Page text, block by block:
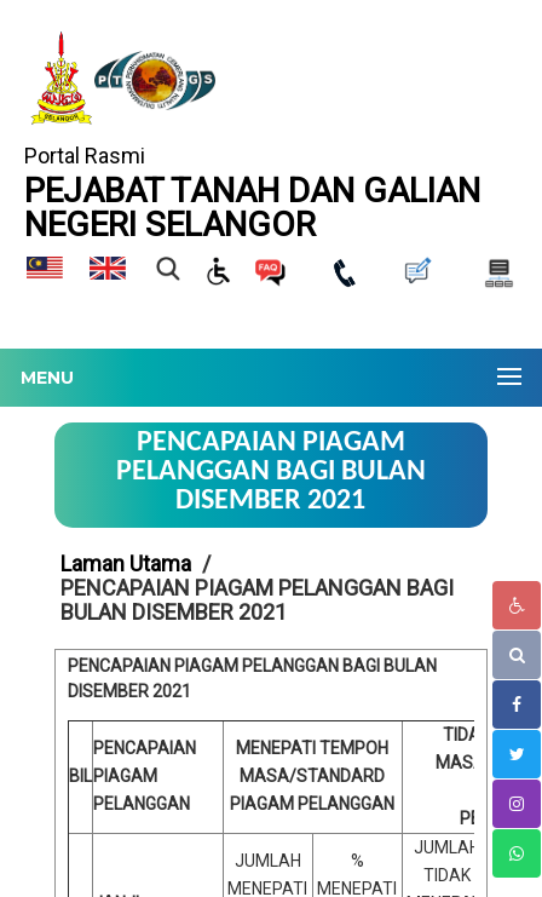
Portal Rasmi
PEJABAT TANAH DAN GALIAN
NEGERI SELANGOR
MENU
PENCAPAIAN PIAGAM
PELANGGAN BAGI BULAN
DISEMBER 2021
Laman Utama
PENCAPAIAN PIAGAM PELANGGAN BAGI
BULAN DISEMBER 2021
PENCAPAIAN PIAGAM PELANGGAN BAGI BULAN
DISEMBER2021
BIL
PENCAPAIAN
PIAGAM
PELANGGAN
MENEPATI TEMPOH
MASA/STANDARD
PIAGAM PELANGGAN
TIDAK
MASA/
JUMLAH
MENEPATI
%
MENEPATI
JUMLAH
TIDAK
%